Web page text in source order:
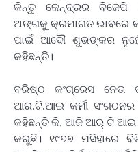
କିନ୍ତୁ କେନ୍ଦ୍ରର ବିଜେପି
ଅଙ୍ଗକୁ କ୍ରମାଗତ ଭାବରେ
ପାଇଁ ଆଦୌ ଶୁଭଙ୍କର
କହିଛନ୍ତି।
ବରିଷ୍ଠ କଂଗ୍ରେସ ନେତା
ଆର.ଟି.ଆଇ କର୍ମୀ ସଂଗଠନର
କହିଛନ୍ତି କି, ଆଜି ଆର୍ ଟି ଆଇ
କରୁଛି। ୧୯୭୭ ମସିହାରେ